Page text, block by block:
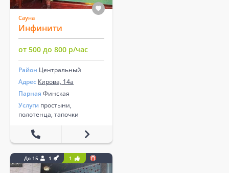
Сауна
Инфинити
от 500 до 800 р/час
Район Центральный
Адрес Кирова, 14а
Парная Финская
Услуги простыни,
полотенца, тапочки
До 15 1 1